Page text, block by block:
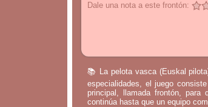
Dale una nota a este frontón:
📚 La pelota vasca (Euskal
especialidades, el juego
principal, llamada frontón,
continúa hasta que un equipo